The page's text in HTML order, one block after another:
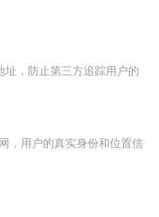
，防止第三方追踪用户的
，用户的真实身份和位置信